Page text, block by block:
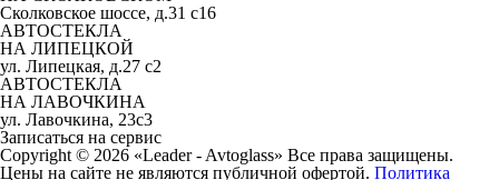
Сколковское шоссе, д.31 с16
АВТОСТЕКЛА
НА ЛИПЕЦКОЙ
ул. Липецкая, д.27 с2
АВТОСТЕКЛА
НА ЛАВОЧКИНА
ул. Лавочкина, 23с3
Записаться на сервис
Copyright © 2026 «Leader - Avtoglass» Все права защищены.
Цены на сайте не являются публичной офертой. Политика